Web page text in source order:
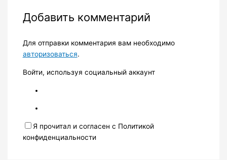
Добавить комментарий
Для отправки комментария вам необходимо
авторизоваться.
Войти, используя социальный аккаунт
Я прочитал и согласен с Политикой
конфиденциальности